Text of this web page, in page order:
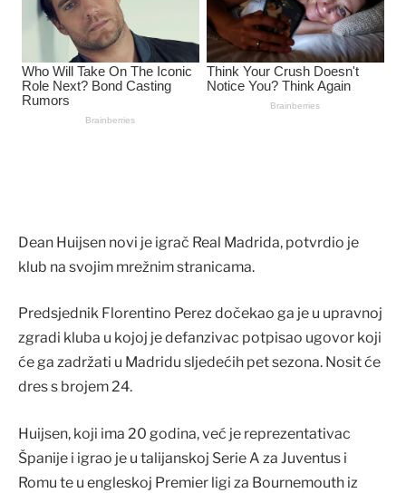
Dean Huijsen novi je igrač Real Madrida, potvrdio je
klub na svojim mrežnim stranicama.
Predsjednik Florentino Perez dočekao ga je u upravnoj
zgradi kluba u kojoj je defanzivac potpisao ugovor koji
će ga zadržati u Madridu sljedećih pet sezona. Nosit će
dres s brojem 24.
Huijsen, koji ima 20 godina, već je reprezentativac
Španije i igrao je u talijanskoj Serie A za Juventus i
Romu te u engleskoj Premier ligi za Bournemouth iz